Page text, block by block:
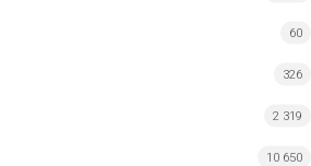
60
326
2 319
10 650